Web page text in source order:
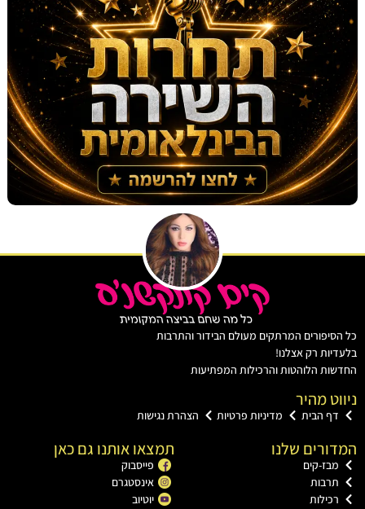
המרתקים מעולם הבידור והתרבות
רק אצלנו!
הלוהטות והרכילות המפתיעות
מהיר
הבית מדיניות פרטיות הצהרת נגישות
שלנו
קים
תמצאו אותנו גם כאן
פייסבוק
אינסטגרם
יוטיוב